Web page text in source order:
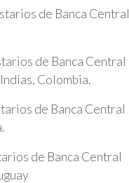
de Banca Central
de Banca Central
Colombia.
de Banca Central
de Banca Central